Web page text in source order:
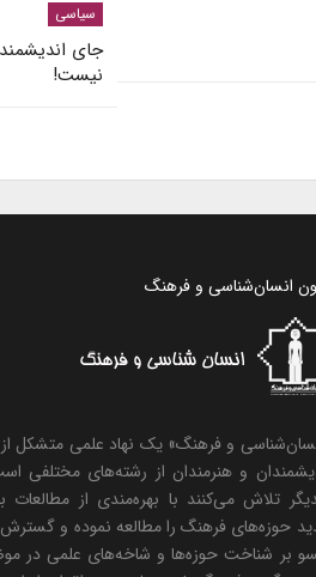
سیاسی
جای
نیست!
انسان‌شناسی و فرهنگ
و فرهنگ» یک نهاد علمی متشکل از
و هنرمندان از رشته‌های مختلفی
تلاش می‌کنند با بهره‌مندی از مطالعات
حوزه‌های فرهنگ را مطالعه نموده و گسترش
بر شناخت حوزه‌ها و شاخه‌های علمی در